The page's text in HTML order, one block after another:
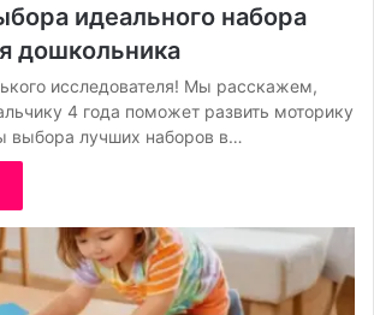
идеального набора
дошкольника
исследователя! Мы расскажем,
4 года поможет развить моторику
выбора лучших наборов в…